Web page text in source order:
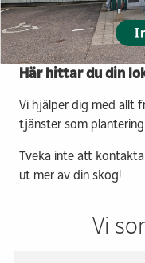
Här hittar du din
Vi hjälper dig med allt
tjänster som
Tveka inte att
ut mer av din skog!
Vi